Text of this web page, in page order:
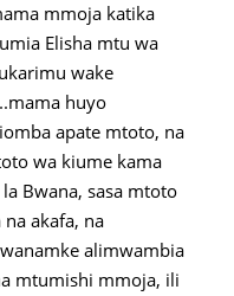
mmoja katika
Elisha mtu wa
wake
huyo
apate mtoto, na
wa kiume kama
Bwana, sasa mtoto
akafa, na
alimwambia
mtumishi mmoja, ili